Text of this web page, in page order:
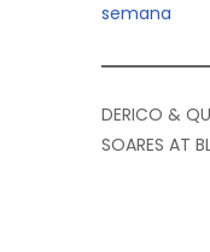
semana
DERICO &
SOARES AT